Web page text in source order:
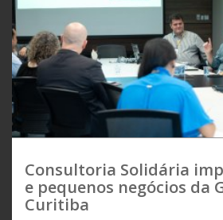
Consultoria Solidária
e pequenos negócios da
Curitiba